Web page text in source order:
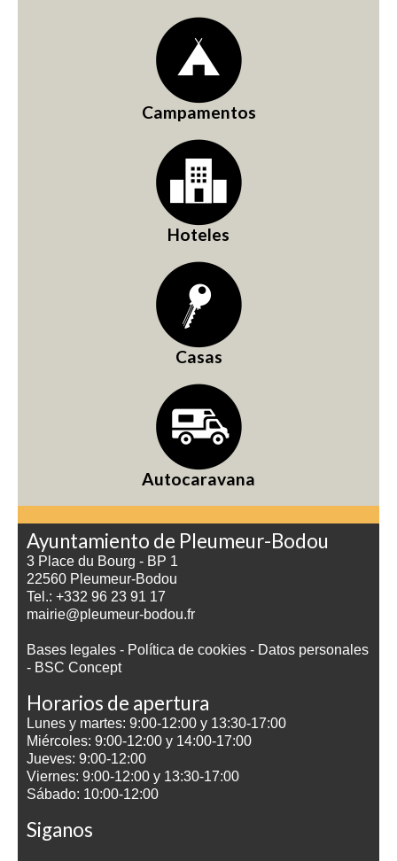
Campamentos
Hoteles
Casas
Autocaravana
Ayuntamiento de Pleumeur-Bodou
3 Place du Bourg - BP 1
22560 Pleumeur-Bodou
Tel.: +332 96 23 91 17
mairie@pleumeur-bodou.fr
Bases legales - Política de cookies - Datos personales
- BSC Concept
Horarios de apertura
Lunes y martes: 9:00-12:00 y 13:30-17:00
Miércoles: 9:00-12:00 y 14:00-17:00
Jueves: 9:00-12:00
Viernes: 9:00-12:00 y 13:30-17:00
Sábado: 10:00-12:00
Siganos